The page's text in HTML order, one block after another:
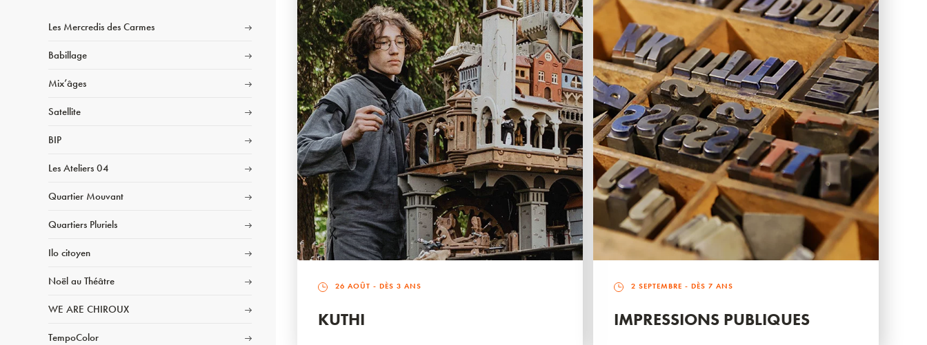
Les Mercredis des Carmes
Babillage
Mix’âges
Satellite
BIP
Les Ateliers 04
Quartier Mouvant
Quartiers Pluriels
Ilo citoyen
Noël au Théâtre
WE ARE CHIROUX
TempoColor
26 AOÛT - DÈS 3 ANS
KUTHI
2 SEPTEMBRE - DÈS 7 ANS
IMPRESSIONS PUBLIQUES